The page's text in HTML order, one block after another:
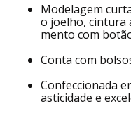
Modelagem
o joelho, cintura
mento com
Conta com
Confeccionada
asticidade e